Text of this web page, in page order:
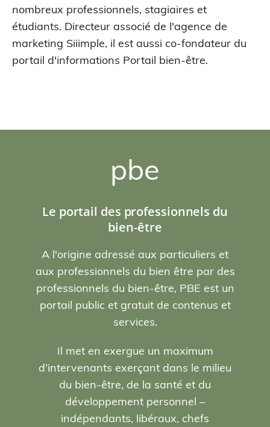
nombreux professionnels, stagiaires et
étudiants. Directeur associé de l'agence de
marketing Siiimple, il est aussi co-fondateur du
portail d'informations Portail bien-être.
pbe
Le portail des professionnels du
bien-être
A l'origine adressé aux particuliers et
aux professionnels du bien être par des
professionnels du bien-être, PBE est un
portail public et gratuit de contenus et
services.
Il met en exergue un maximum
d’intervenants exerçant dans le milieu
du bien-être, de la santé et du
développement personnel –
indépendants, libéraux, chefs